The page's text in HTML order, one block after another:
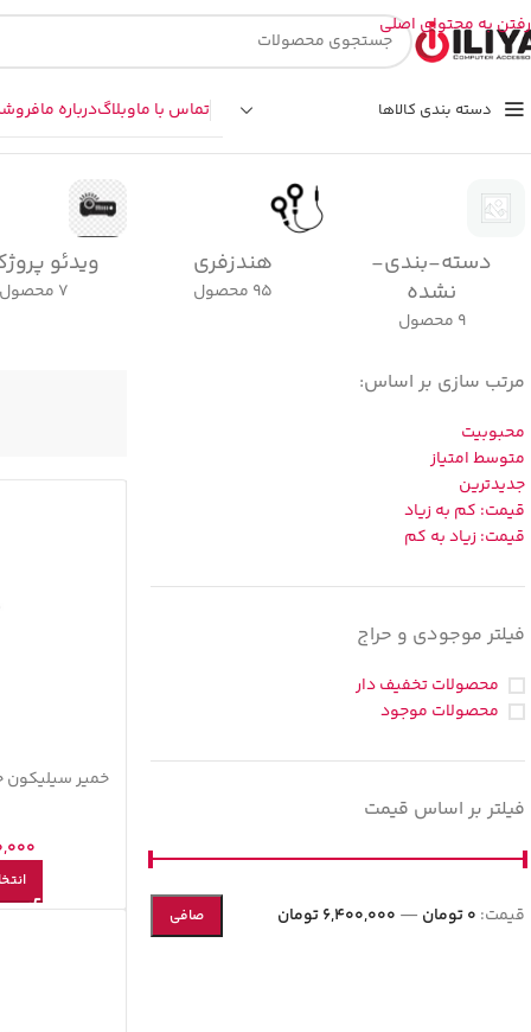
رفتن به محتوای اصلی
دسته بندی کالاها تماس با ماوبلاگدرباره ما خانه دیپ کول | DeepCool
دسته-بندی-
نشده
9 محصول
هندزفری
95 محصول
ویدئو
7 محصول
مرتب سازی بر اساس:
محبوبیت
متوسط امتیاز
جدیدترین
قیمت: کم به زیاد
قیمت: زیاد به کم
فیلتر موجودی و حراج
محصولات تخفیف دار
محصولات موجود
فیلتر بر اساس قیمت
صافی قيمت: 0 تومان — 6,400,000 تومان
خمیر